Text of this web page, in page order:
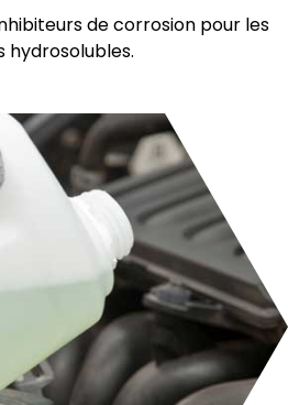
de corrosion pour les
hydrosolubles.